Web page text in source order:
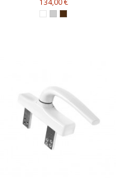
134,00 €